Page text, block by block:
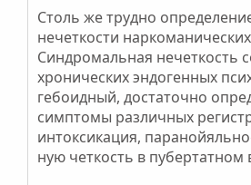
Столь же трудно
нечеткости
Синдромальная нечеткость
хронических эндогенных
гебоидный, достаточно
симптомы различных
интоксикация,
ную четкость в пубертатном